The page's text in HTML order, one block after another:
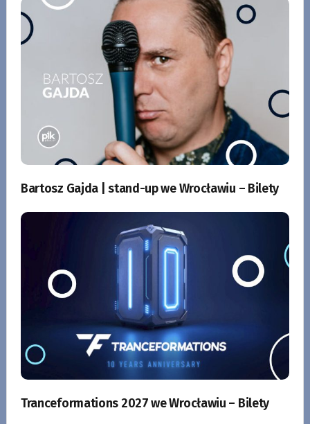
Bartosz Gajda | stand-up we Wrocławiu – Bilety
Tranceformations 2027 we Wrocławiu – Bilety